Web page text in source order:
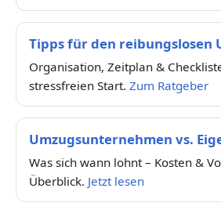
Tipps für den reibungslosen
Organisation, Zeitplan &
stressfreien Start. Zum Ratgeber
Umzugsunternehmen vs.
Was sich wann lohnt – Kosten &
Überblick. Jetzt lesen